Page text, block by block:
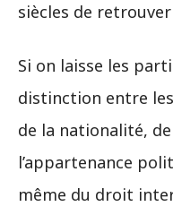
siècles de
Si on laisse les
distinction entre
de la nationalité,
l’appartenance
même du droit